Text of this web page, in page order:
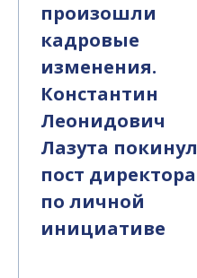
произошли
кадровые
изменения.
Константин
Леонидович
Лазута покинул
пост директора
по личной
инициативе